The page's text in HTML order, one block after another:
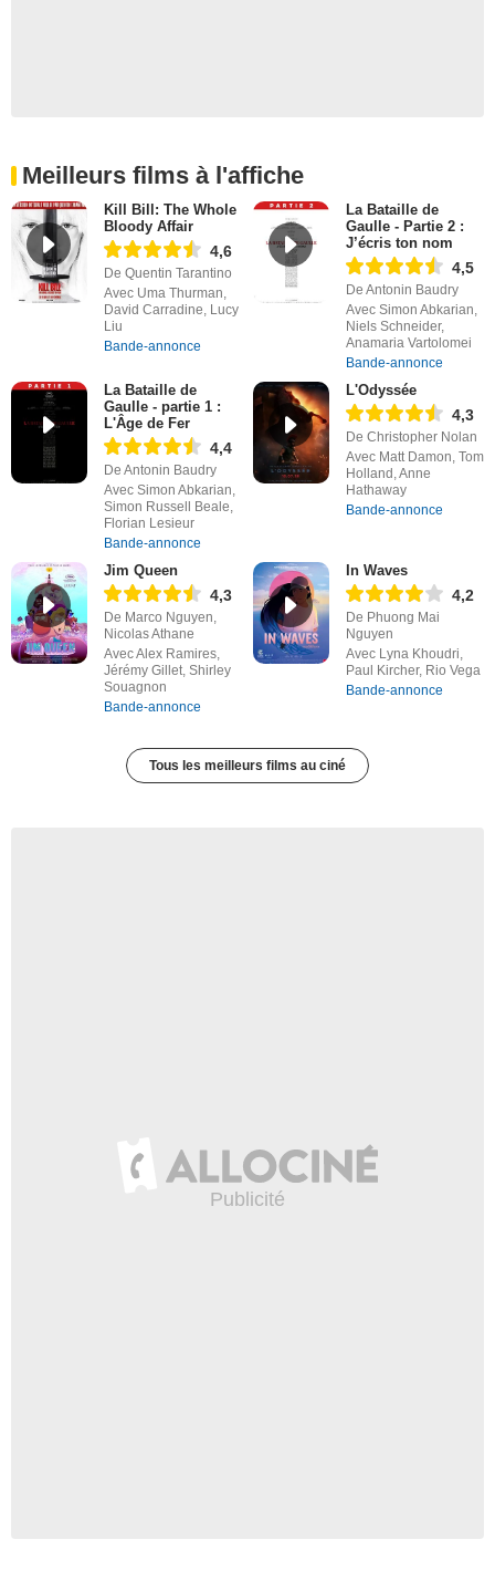
Meilleurs films à l'affiche
Kill Bill: The Whole
Bloody Affair
4,6
De Quentin Tarantino
Avec Uma Thurman,
David Carradine, Lucy
Liu
Bande-annonce
La Bataille de
Gaulle - Partie 2 :
J’écris ton nom
4,5
De Antonin Baudry
Avec Simon Abkarian,
Niels Schneider,
Anamaria Vartolomei
Bande-annonce
La Bataille de
Gaulle - partie 1 :
L'Âge de Fer
4,4
De Antonin Baudry
Avec Simon Abkarian,
Simon Russell Beale,
Florian Lesieur
Bande-annonce
L'Odyssée
4,3
De Christopher Nolan
Avec Matt Damon, Tom
Holland, Anne
Hathaway
Bande-annonce
Jim Queen
4,3
De Marco Nguyen,
Nicolas Athane
Avec Alex Ramires,
Jérémy Gillet, Shirley
Souagnon
Bande-annonce
In Waves
4,2
De Phuong Mai
Nguyen
Avec Lyna Khoudri,
Paul Kircher, Rio Vega
Bande-annonce
Tous les meilleurs films au ciné